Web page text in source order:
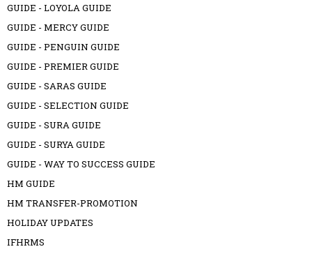
GUIDE - LOYOLA GUIDE
GUIDE - MERCY GUIDE
GUIDE - PENGUIN GUIDE
GUIDE - PREMIER GUIDE
GUIDE - SARAS GUIDE
GUIDE - SELECTION GUIDE
GUIDE - SURA GUIDE
GUIDE - SURYA GUIDE
GUIDE - WAY TO SUCCESS GUIDE
HM GUIDE
HM TRANSFER-PROMOTION
HOLIDAY UPDATES
IFHRMS